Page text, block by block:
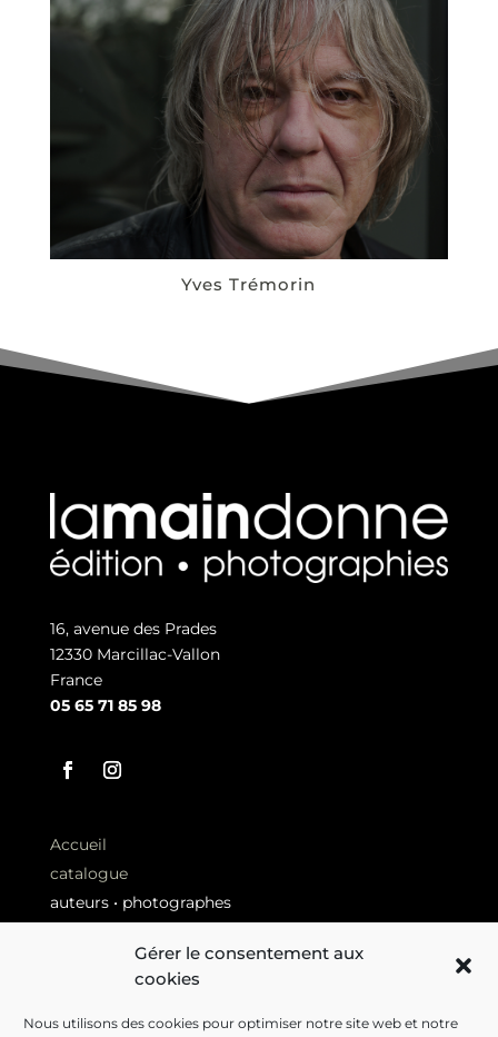
Gérer le consentement aux
cookies
Nous utilisons des cookies pour optimiser notre site web et notre
Yves Trémorin
16, avenue des Prades
12330 Marcillac-Vallon
France
05 65 71 85 98
Accueil
catalogue
auteurs • photographes